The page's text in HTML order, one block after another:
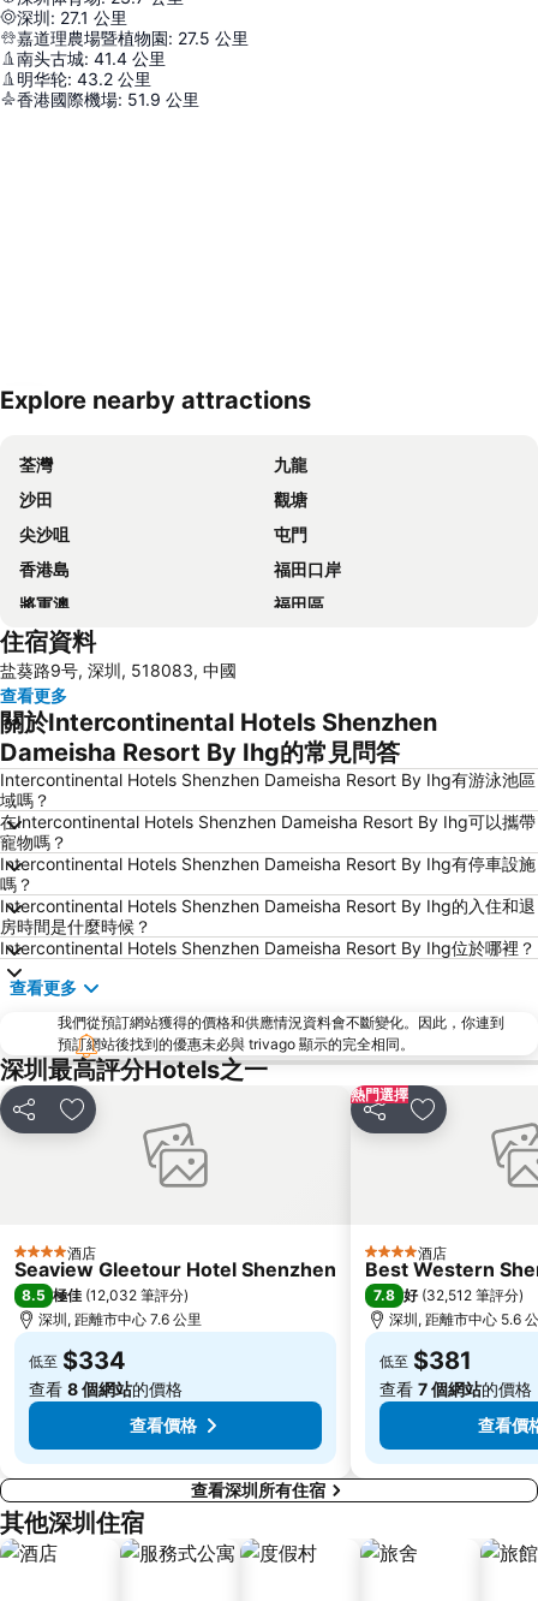
深圳: 27.1 公里
嘉道理農場暨植物園: 27.5 公里
南头古城: 41.4 公里
明华轮: 43.2 公里
香港國際機場: 51.9 公里
展開地圖
Explore nearby attractions
荃灣
九龍
沙田
觀塘
尖沙咀
屯門
香港島
福田口岸
將軍澳
福田區
Mong Kok Metro Station
元朗
天水圍
Wan Chai Metro Station
海洋公園
深水埗區
黃金海岸
香港迪士尼樂園
新界
羅湖口岸
羅湖
東門步行街
North Point Metro Station
羅湖口岸
Sheung Wan Metro Station
Tsing Yi Metro Station
寶安區
九龍城
Causeway Bay Metro Station
世界之窗
東九龍
龍崗區
深圳站
深圳野生動物園
大梅沙海濱公園
羅湖邊界過境站
香港大學
Tai Po Market Metro Station
Airport Express Hong Kong
住宿資料
盐葵路9号, 深圳, 518083, 中國
查看更多
關於Intercontinental Hotels Shenzhen
Dameisha Resort By Ihg的常見問答
Intercontinental Hotels Shenzhen Dameisha Resort By Ihg有游泳池區
域嗎？
在Intercontinental Hotels Shenzhen Dameisha Resort By Ihg可以攜帶
寵物嗎？
Intercontinental Hotels Shenzhen Dameisha Resort By Ihg有停車設施
嗎？
Intercontinental Hotels Shenzhen Dameisha Resort By Ihg的入住和退
房時間是什麼時候？
Intercontinental Hotels Shenzhen Dameisha Resort By Ihg位於哪裡？
查看更多
我們從預訂網站獲得的價格和供應情況資料會不斷變化。因此，你連到
預訂網站後找到的優惠未必與 trivago 顯示的完全相同。
深圳最高評分Hotels之一
分享 放到收藏夾
4 星級 酒店
Seaview Gleetour Hotel Shenzhen
8.5 極佳 (12,032 筆評分)
深圳, 距離市中心 7.6 公里
低至 $334
查看 8 個網站的價格
查看價格
熱門選擇
分享 放到收藏夾
4 星級 酒店
Best Western
7.8 好 (32,512 筆評分)
深圳, 距離市中心 5.6
低至 $381
查看 7 個網站的價格
查看價
查看深圳所有住宿
其他深圳住宿